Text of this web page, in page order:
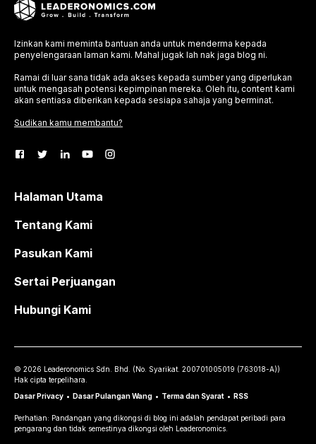
Izinkan kami meminta bantuan anda untuk menderma kepada
penyelengaraan laman kami. Mahal jugak lah nak jaga blog ni.
Ramai di luar sana tidak ada akses kepada sumber yang diperlukan
untuk mengasah potensi kepimpinan mereka. Oleh itu, content kami
akan sentiasa diberikan kepada sesiapa sahaja yang berminat.
Sudikan kamu membantu?
Halaman Utama
Tentang Kami
Pasukan Kami
Sertai Perjuangan
Hubungi Kami
© 2026 Leaderonomics Sdn. Bhd. (No. Syarikat. 200701005019 (763018-A))
Hak cipta terpelihara.
Dasar Privacy • Dasar Pulangan Wang • Terma dan Syarat • RSS
Perhatian: Pandangan yang dikongsi di blog ini adalah pendapat peribadi para
pengarang dan tidak semestinya dikongsi oleh Leaderonomics.